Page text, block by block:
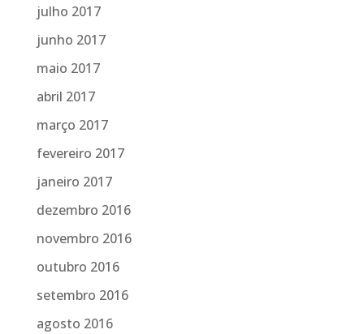
julho 2017
junho 2017
maio 2017
abril 2017
março 2017
fevereiro 2017
janeiro 2017
dezembro 2016
novembro 2016
outubro 2016
setembro 2016
agosto 2016